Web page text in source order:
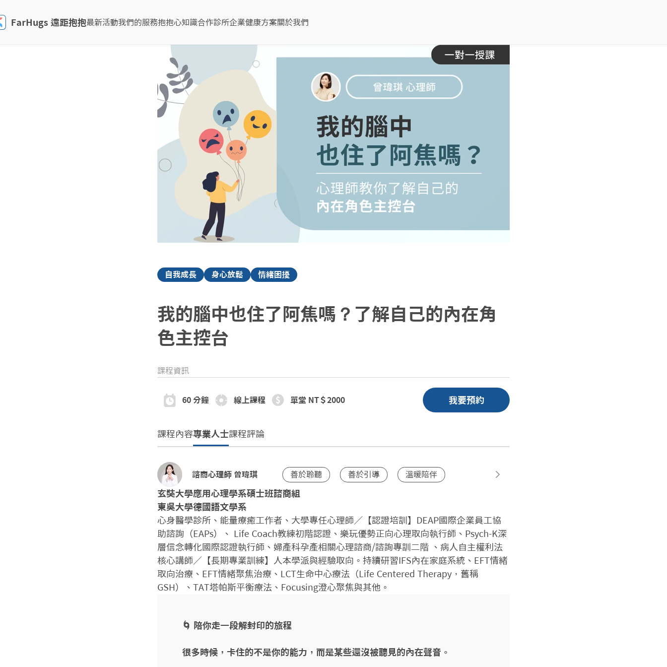
FarHugs 遠距抱抱最新活動我們的服務抱抱心知識合作診所企業健康方案關於我們
自我成長 身心放鬆 情緒困擾
我的腦中也住了阿焦嗎？了解自己的內在角
色主控台
課程資訊
60 分鐘 線上課程 單堂 NT＄2000 我要預約
課程內容專業人士課程評論
諮商心理師 曾瑋琪 善於聆聽 善於引導 溫暖陪伴
玄奘大學應用心理學系碩士班諮商組
東吳大學德國語文學系
心身醫學診所、能量療癒工作者、大學專任心理師／【認證培訓】DEAP國際企業員工協
助諮詢（EAPs）、 Life Coach教練初階認證、樂玩優勢正向心理取向執行師、Psych-K深
層信念轉化國際認證執行師、婦產科孕產相關心理諮商/諮詢專訓二階 、病人自主權利法
核心講師／【長期專業訓練】人本學派與經驗取向。持續研習IFS內在家庭系統、EFT情緒
取向治療、EFT情緒聚焦治療、LCT生命中心療法（Life Centered Therapy，舊稱
GSH）、TAT塔帕斯平衡療法、Focusing澄心聚焦與其他。
🌀 陪你走一段解封印的旅程
很多時候，卡住的不是你的能力，而是某些還沒被聽見的內在聲音。